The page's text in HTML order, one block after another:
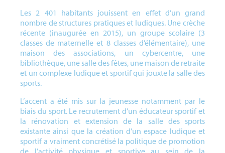
Les 2 401 habitants jouissent en effet d’un grand
nombre de structures pratiques et ludiques. Une crèche
récente (inaugurée en 2015), un groupe scolaire (3
classes de maternelle et 8 classes d’élémentaire), une
maison des associations, un cybercentre, une
bibliothèque, une salle des fêtes, une maison de retraite
et un complexe ludique et sportif qui jouxte la salle des
sports.
L’accent a été mis sur la jeunesse notamment par le
biais du sport. Le recrutement d’un éducateur sportif et
la rénovation et extension de la salle des sports
existante ainsi que la création d’un espace ludique et
sportif a vraiment concrétisé la politique de promotion
de l’activité physique et sportive au sein de la